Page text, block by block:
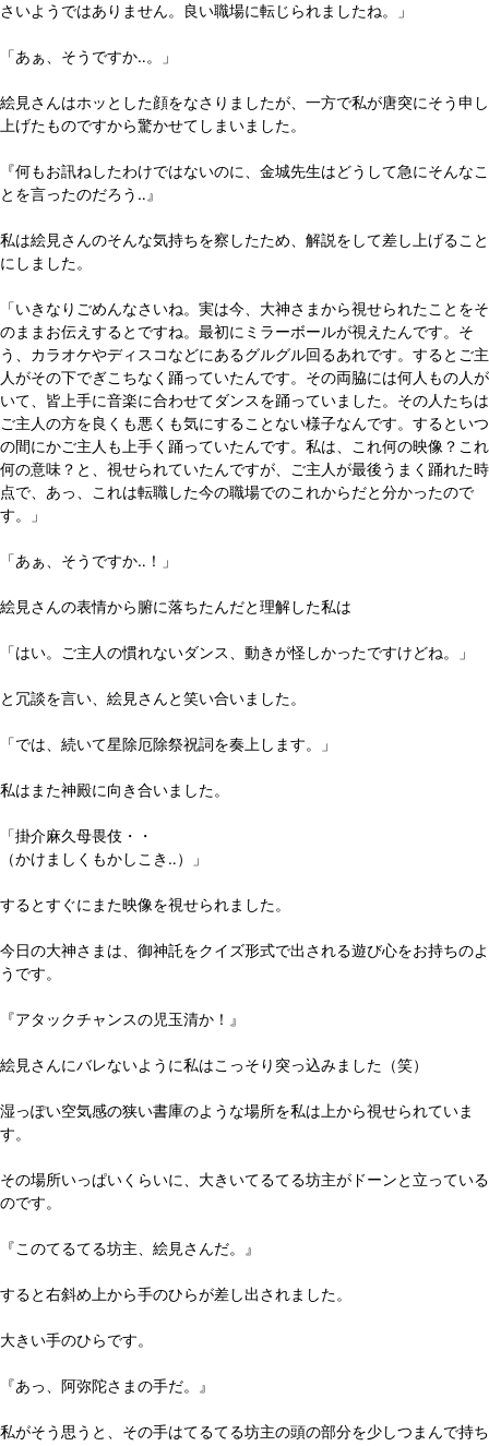
さいようではありません。良い職場に転じられましたね。」
「あぁ、そうですか‥。」
絵見さんはホッとした顔をなさりましたが、一方で私が唐突にそう申し
上げたものですから驚かせてしまいました。
『何もお訊ねしたわけではないのに、金城先生はどうして急にそんなこ
とを言ったのだろう‥』
私は絵見さんのそんな気持ちを察したため、解説をして差し上げること
にしました。
「いきなりごめんなさいね。実は今、大神さまから視せられたことをそ
のままお伝えするとですね。最初にミラーボールが視えたんです。そ
う、カラオケやディスコなどにあるグルグル回るあれです。するとご主
人がその下でぎこちなく踊っていたんです。その両脇には何人もの人が
いて、皆上手に音楽に合わせてダンスを踊っていました。その人たちは
ご主人の方を良くも悪くも気にすることない様子なんです。するといつ
の間にかご主人も上手く踊っていたんです。私は、これ何の映像？これ
何の意味？と、視せられていたんですが、ご主人が最後うまく踊れた時
点で、あっ、これは転職した今の職場でのこれからだと分かったので
す。」
「あぁ、そうですか‥！」
絵見さんの表情から腑に落ちたんだと理解した私は
「はい。ご主人の慣れないダンス、動きが怪しかったですけどね。」
と冗談を言い、絵見さんと笑い合いました。
「では、続いて星除厄除祭祝詞を奏上します。」
私はまた神殿に向き合いました。
「掛介麻久母畏伎・・
（かけましくもかしこき‥）」
するとすぐにまた映像を視せられました。
今日の大神さまは、御神託をクイズ形式で出される遊び心をお持ちのよ
うです。
『アタックチャンスの児玉清か！』
絵見さんにバレないように私はこっそり突っ込みました（笑）
湿っぽい空気感の狭い書庫のような場所を私は上から視せられていま
す。
その場所いっぱいくらいに、大きいてるてる坊主がドーンと立っている
のです。
『このてるてる坊主、絵見さんだ。』
すると右斜め上から手のひらが差し出されました。
大きい手のひらです。
『あっ、阿弥陀さまの手だ。』
私がそう思うと、その手はてるてる坊主の頭の部分を少しつまんで持ち